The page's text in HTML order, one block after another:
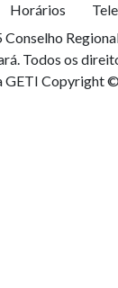
Horários
Todos os
GETI Copyright